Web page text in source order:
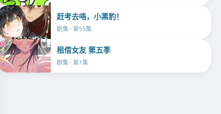
赶考去咯，小黑豹！
剧集 · 第55集
租借女友 第五季
剧集 · 第1集